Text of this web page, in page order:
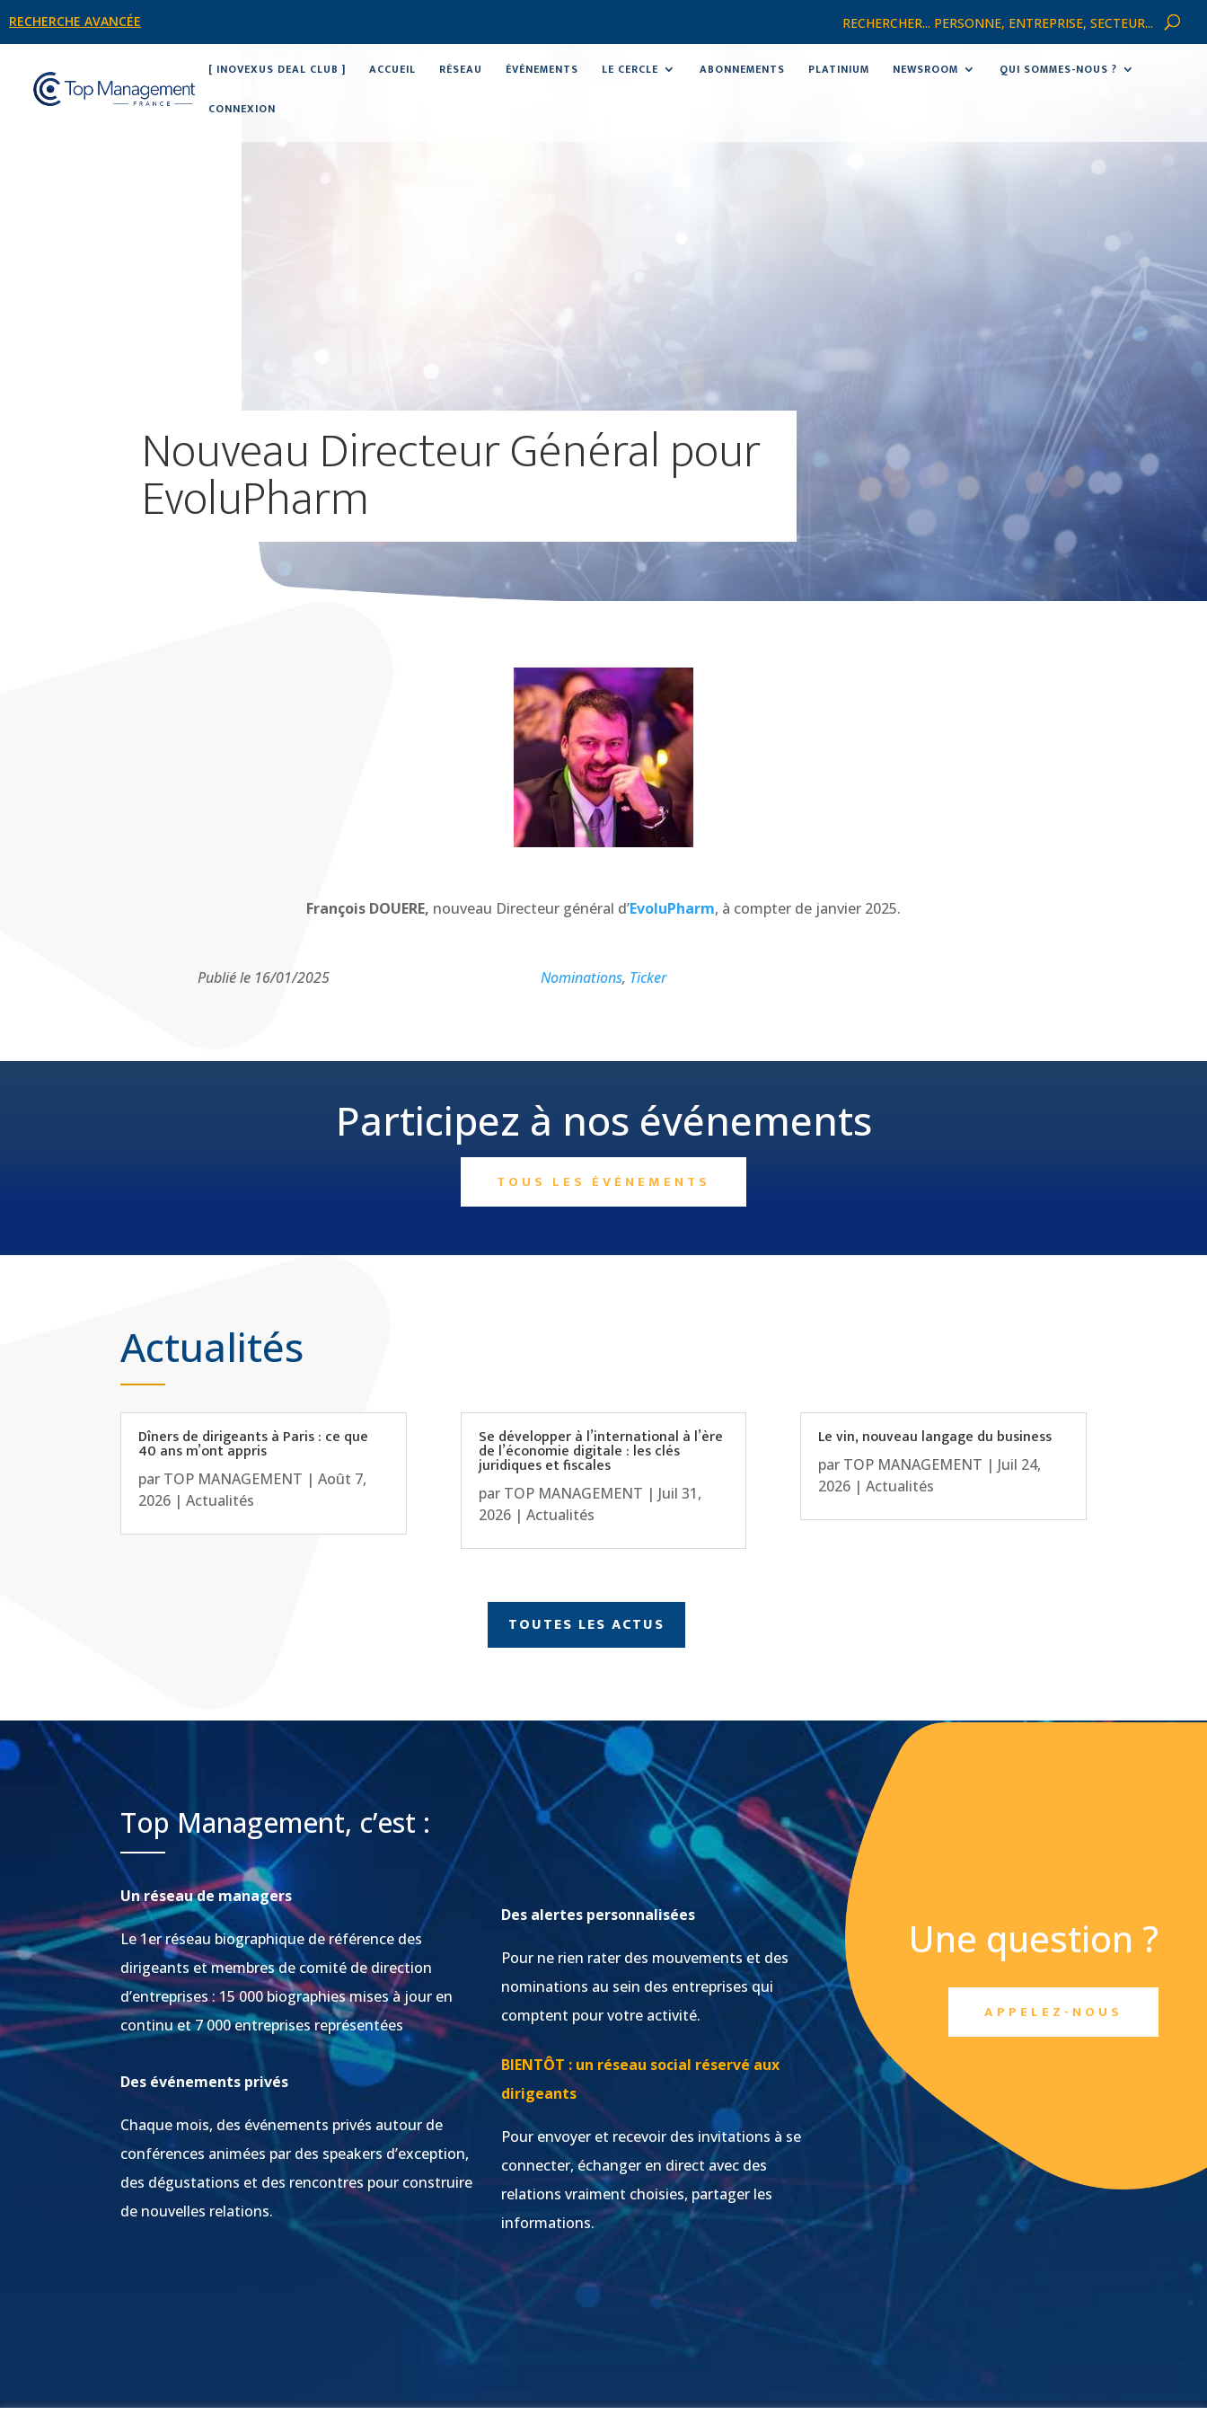
RECHERCHER... PERSONNE, ENTREPRISE, SECTEUR...
RECHERCHE AVANCÉE
[ INOVEXUS DEAL CLUB ] ACCUEIL RÉSEAU ÉVÉNEMENTS LE CERCLE ABONNEMENTS PLATINIUM NEWSROOM QUI SOMMES-NOUS ?
CONNEXION
Nouveau Directeur Général pour
EvoluPharm
François DOUERE, nouveau Directeur général d’EvoluPharm, à compter de janvier 2025.
Publié le 16/01/2025 Nominations, Ticker
Participez à nos événements
TOUS LES ÉVÉNEMENTS
Actualités
Dîners de dirigeants à Paris : ce que
40 ans m’ont appris
par TOP MANAGEMENT |Août 7,
2026 |Actualités
Se développer à l’international à l’ère
de l’économie digitale : les clés
juridiques et fiscales
par TOP MANAGEMENT | Juil 31,
2026| Actualités
Le vin, nouveau langage du business
par TOP MANAGEMENT | Juil 24,
2026| Actualités
TOUTES LES ACTUS
Top Management, c’est :
Un réseau de managers
Le 1er réseau biographique de référence des
dirigeants et membres de comité de direction
d’entreprises : 15 000 biographies mises à jour en
continu et 7 000 entreprises représentées
Des événements privés
Chaque mois, des événements privés autour de
conférences animées par des speakers d’exception,
des dégustations et des rencontres pour construire
de nouvelles relations.
Des alertes personnalisées
Pour ne rien rater des mouvements et des
nominations au sein des entreprises qui
comptent pour votre activité.
BIENTÔT : un réseau social réservé aux
dirigeants
Pour envoyer et recevoir des invitations à se
connecter, échanger en direct avec des
relations vraiment choisies, partager les
informations.
Une question ?
APPELEZ-NOUS